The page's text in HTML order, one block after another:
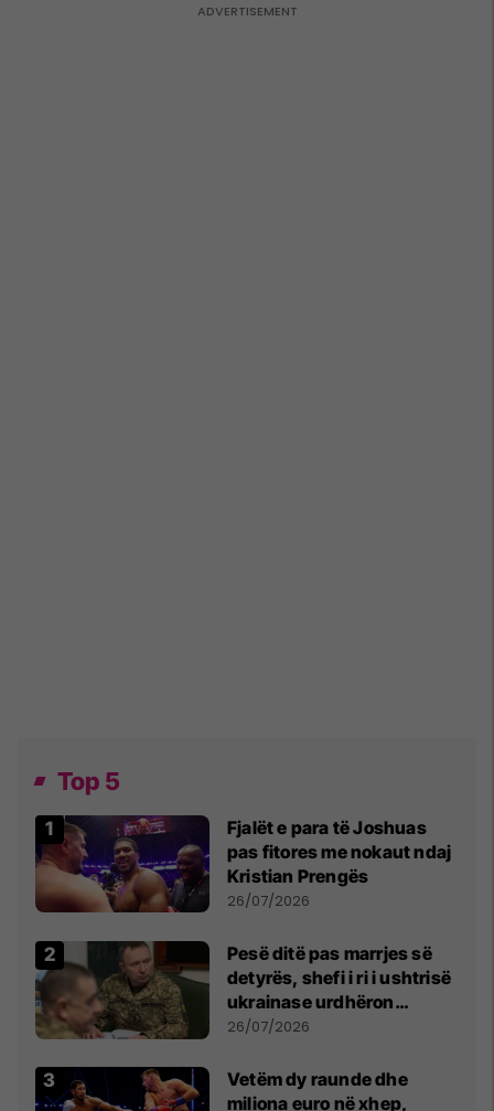
Top 5
Fjalët e para të Joshuas
pas fitores me nokaut ndaj
Kristian Prengës
26/07/2026
Pesë ditë pas marrjes së
detyrës, shefi i ri i ushtrisë
ukrainase urdhëron
kontroll të madh
26/07/2026
Vetëm dy raunde dhe
miliona euro në xhep,